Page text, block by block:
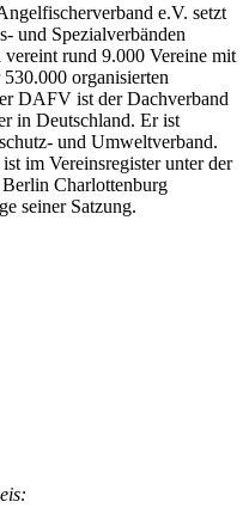
e.V. setzt
und Spezialverbänden
vereint rund 9.000 Vereine mit
530.000 organisierten
DAFV ist der Dachverband
in Deutschland. Er ist
und Umweltverband.
im Vereinsregister unter der
Charlottenburg
seiner Satzung.